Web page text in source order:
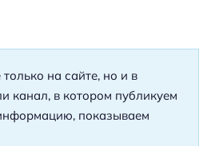
на сайте, но и в
канал, в котором публикуем
показываем